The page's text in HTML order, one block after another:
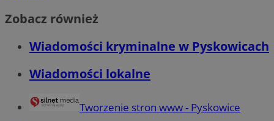
Zobacz również
Wiadomości kryminalne w Pyskowicach
Wiadomości lokalne
Tworzenie stron www - Pyskowice